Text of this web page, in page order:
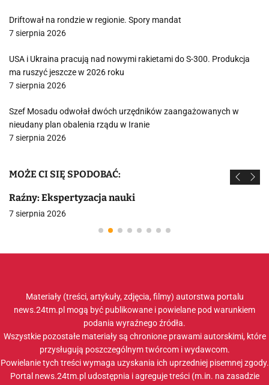
Driftował na rondzie w regionie. Spory mandat
7 sierpnia 2026
USA i Ukraina pracują nad nowymi rakietami do S-300. Produkcja
ma ruszyć jeszcze w 2026 roku
7 sierpnia 2026
Szef Mosadu odwołał dwóch urzędników zaangażowanych w
nieudany plan obalenia rządu w Iranie
7 sierpnia 2026
MOŻE CI SIĘ SPODOBAĆ:
Raźny: Ekspertyzacja nauki
7 sierpnia 2026
Materiały (treści, artykuły, zdjęcia, filmy) autorstwa portalu
news.24tm.pl mogą być publikowane i powielane pod warunkiem
podania wyraźnego źródła.
Wszystkie pozostałe materiały są chronione prawami autorskimi, które
przysługują poszczególnym twórcom i wydawcom.
Powielanie tych treści wymaga uzyskania ich uprzedniej pisemnej zgody.
Portal news.24tm.pl udostępnia i agreguje treści (m.in. na zasadzie